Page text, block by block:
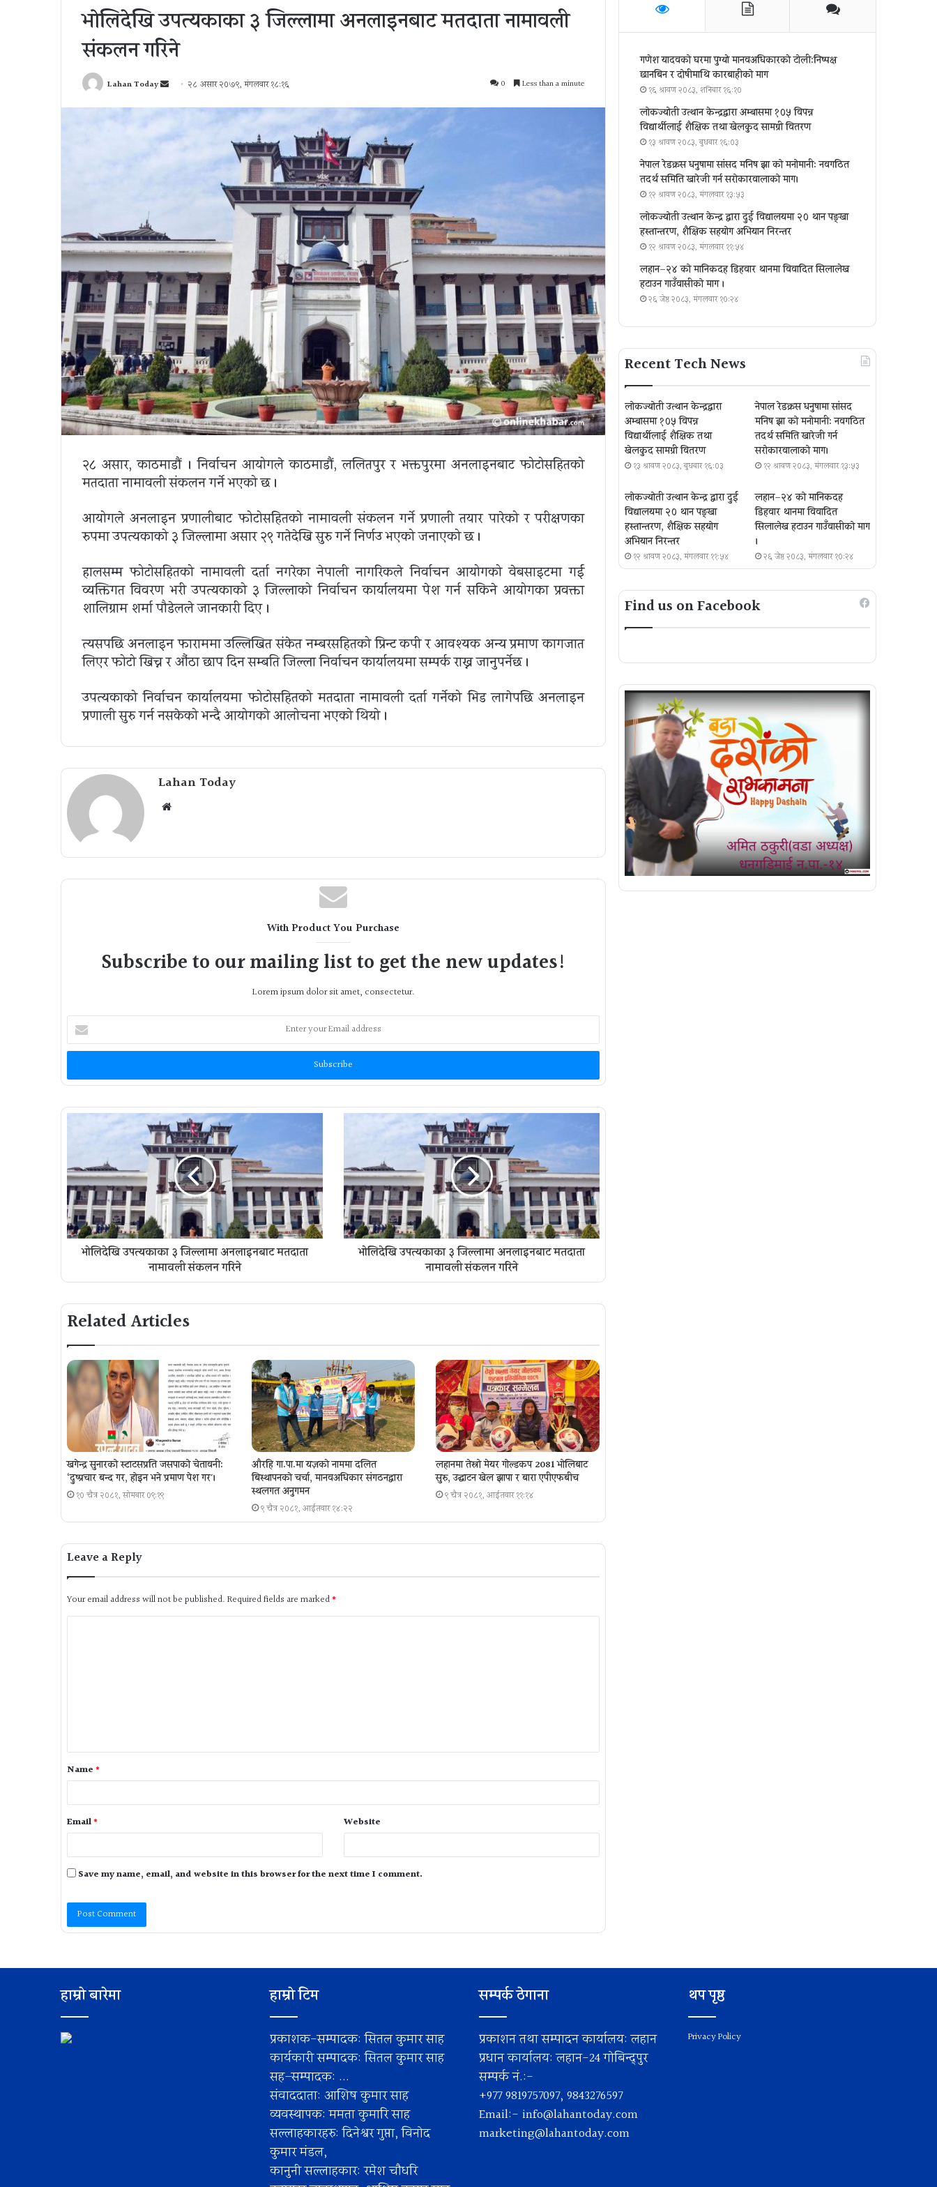
भोलिदेखि उपत्यकाका ३ जिल्लामा अनलाइनबाट मतदाता नामावली
संकलन गरिने
Lahan Today
Send २८ असार २०७९, मंगलवार १८:१६ 0 Less than a minute
२८ असार, काठमाडौं । निर्वाचन आयोगले काठमाडौं, ललितपुर र भक्तपुरमा अनलाइनबाट फोटोसहितको
मतदाता नामावली संकलन गर्ने भएको छ ।
आयोगले अनलाइन प्रणालीबाट फोटोसहितको नामावली संकलन गर्ने प्रणाली तयार पारेको र परीक्षणका
रुपमा उपत्यकाको ३ जिल्लामा असार २९ गतेदेखि सुरु गर्ने निर्णउ भएको जनाएको छ ।
हालसम्म फोटोसहितको नामावली दर्ता नगरेका नेपाली नागरिकले निर्वाचन आयोगको वेबसाइटमा गई
व्यक्तिगत विवरण भरी उपत्यकाको ३ जिल्लाको निर्वाचन कार्यालयमा पेश गर्न सकिने आयोगका प्रवक्ता
शालिग्राम शर्मा पौडेलले जानकारी दिए ।
त्यसपछि अनलाइन फाराममा उल्लिखित संकेत नम्बरसहितको प्रिन्ट कपी र आवश्यक अन्य प्रमाण कागजात
लिएर फोटो खिच्न र औंठा छाप दिन सम्बन्धित जिल्ला निर्वाचन कार्यालयमा सम्पर्क राख्न जानुपर्नेछ ।
उपत्यकाको निर्वाचन कार्यालयमा फोटोसहितको मतदाता नामावली दर्ता गर्नेको भिड लागेपछि अनलाइन
प्रणाली सुरु गर्न नसकेको भन्दै आयोगको आलोचना भएको थियो ।
Lahan Today
Website
With Product You Purchase
Subscribe to our mailing list to get the new updates!
Lorem ipsum dolor sit amet, consectetur.
Enter
your
Email
भोलिदेखि उपत्यकाका ३ जिल्लामा अनलाइनबाट मतदाता
नामावली संकलन गरिने
भोलिदेखि उपत्यकाका ३ जिल्लामा अनलाइनबाट मतदाता
नामावली संकलन गरिने
Related Articles
खगेन्द्र सुनारको स्टाटसप्रति जसपाको चेतावनी:
‘दुष्प्रचार बन्द गर, होइन भने प्रमाण पेश गर´।
१० चैत्र २०८१, सोमबार ०९:१९
औरहि गा.पा.मा यज्ञकाे नाममा दलित
बिस्थापनकाे चर्चा, मानवअधिकार संगठनद्वारा
स्थलगत अनुगमन
९ चैत्र २०८१, आईतवार १४:२२
लहानमा तेस्रो मेयर गोल्डकप 2081 भोलिबाट
सुरु, उद्घाटन खेल झापा र बारा एपीएफबीच
९ चैत्र २०८१, आईतवार ११:१४
Leave a Reply
Your email address will not be published. Required fields are marked*
Name *
Email* Website
Save my name, email, and website in this browser for the next time I comment.
गणेश यादवको घरमा पुग्याे मानवअधिकारकाे टोली:निष्पक्ष
छानबिन र दोषीमाथि कारबाहीको माग
१६ श्रावण २०८३, शनिबार १६:१०
लोकज्योती उत्थान केन्द्रद्वारा अम्बासमा १०५ विपन्न
विद्यार्थीलाई शैक्षिक तथा खेलकुद सामग्री वितरण
१३ श्रावण २०८३, बुधबार १६:०३
नेपाल रेडक्रस धनुषामा सांसद मनिष झा को मनोमानी: नवगठित
तदर्थ समिति खारेजी गर्न सरोकारवालाको माग।
१२ श्रावण २०८३, मंगलवार १३:५३
लोकज्योती उत्थान केन्द्र द्वारा दुई विद्यालयमा २० थान पङ्खा
हस्तान्तरण, शैक्षिक सहयोग अभियान निरन्तर
१२ श्रावण २०८३, मंगलवार ११:५४
लहान–२४ को मानिकदह डिहवार थानमा विवादित सिलालेख
हटाउन गाउँवासीको माग ।
२६ जेष्ठ २०८३, मंगलवार १०:२४
Recent Tech News
लोकज्योती उत्थान केन्द्रद्वारा
अम्बासमा १०५ विपन्न
विद्यार्थीलाई शैक्षिक तथा
खेलकुद सामग्री वितरण
१३ श्रावण २०८३, बुधबार १६:०३
नेपाल रेडक्रस धनुषामा सांसद
मनिष झा को मनोमानी: नवगठित
तदर्थ समिति खारेजी गर्न
सरोकारवालाको माग।
१२ श्रावण २०८३, मंगलवार १३:५३
लोकज्योती उत्थान केन्द्र द्वारा दुई
विद्यालयमा २० थान पङ्खा
हस्तान्तरण, शैक्षिक सहयोग
अभियान निरन्तर
१२ श्रावण २०८३, मंगलवार ११:५४
लहान–२४ को मानिकदह
डिहवार थानमा विवादित
सिलालेख हटाउन गाउँवासीको माग
।
२६ जेष्ठ २०८३, मंगलवार १०:२४
Find us on Facebook
हाम्रो बारेमा हाम्रो टिम
प्रकाशक-सम्पादक: सितल कुमार साह
कार्यकारी सम्पादक: सितल कुमार साह
सह–सम्पादक: ...
संवाददाता: आशिष कुमार साह
व्यवस्थापक: ममता कुमारि साह
सल्लाहकारहरु: दिनेश्वर गुप्ता, विनोद
कुमार मंडल,
कानुनी सल्लाहकार: रमेश चाैधरि
सम्पर्क ठेगाना
प्रकाशन तथा सम्पादन कार्यालय: लहान
प्रधान कार्यालय: लहान-24 गोबिन्द्पुर
सम्पर्क नं.:-
+977 9819757097, 9843276597
Email:- info@lahantoday.com
marketing@lahantoday.com
थप पृष्ठ
Privacy Policy